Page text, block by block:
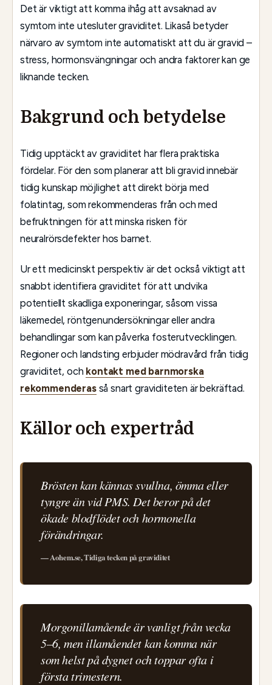
Det är viktigt att komma ihåg att avsaknad av
symtom inte utesluter graviditet. Likaså betyder
närvaro av symtom inte automatiskt att du är gravid –
stress, hormonsvängningar och andra faktorer kan ge
liknande tecken.
Bakgrund och betydelse
Tidig upptäckt av graviditet har flera praktiska
fördelar. För den som planerar att bli gravid innebär
tidig kunskap möjlighet att direkt börja med
folatintag, som rekommenderas från och med
befruktningen för att minska risken för
neuralrörsdefekter hos barnet.
Ur ett medicinskt perspektiv är det också viktigt att
snabbt identifiera graviditet för att undvika
potentiellt skadliga exponeringar, såsom vissa
läkemedel, röntgenundersökningar eller andra
behandlingar som kan påverka fosterutvecklingen.
Regioner och landsting erbjuder mödravård från tidig
graviditet, och kontakt med barnmorska
rekommenderasså snart graviditeten är bekräftad.
Källor och expertråd
Brösten kan kännas svullna, ömma eller
tyngre än vid PMS. Det beror på det
ökade blodflödet och hormonella
förändringar.
— Aohem.se, Tidiga tecken på graviditet
Morgonillamående är vanligt från vecka
5–6, men illamåendet kan komma när
som helst på dygnet och toppar ofta i
första trimestern.